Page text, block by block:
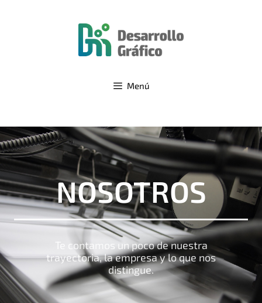
Menú
NOSOTROS
Te contamos un poco de nuestra
trayectoria, la empresa y lo que nos
distingue.